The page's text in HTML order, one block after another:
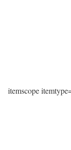
itemscope